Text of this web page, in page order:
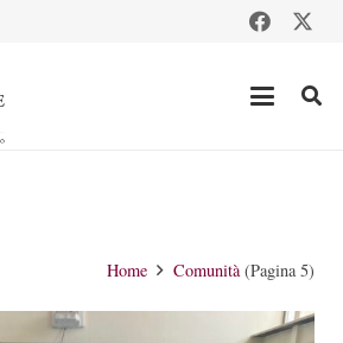
Home Comunità(Pagina 5)